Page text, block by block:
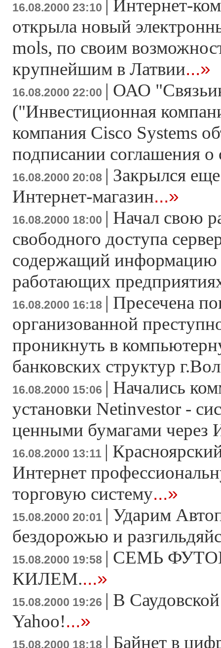
16.08.2000 23:10 | Интернет-
открыла новый
mols, по своим
крупнейшим в Латвии...»
16.08.2000 22:00 | ОАО
("Инвестиционная
компания Cisco Systems
подписании соглашения о
16.08.2000 20:08 | Закрылся
Интернет-магазин...»
16.08.2000 18:00 | Начал свою
свободного доступа
содержащий информацию
работающих
16.08.2000 16:18 | Пресечена
организованной
проникнуть в
банковских структур
16.08.2000 15:06 | Начались
установки Netinvestor -
ценными бумагами через
16.08.2000 13:11 |
Интернет
торговую систему...»
15.08.2000 20:01 | Ударим
бездорожью и
15.08.2000 19:58 | СЕМЬ
КИЛЕМ....»
15.08.2000 19:26 | В
Yahoo!...»
15.08.2000 18:18 | Байнет в